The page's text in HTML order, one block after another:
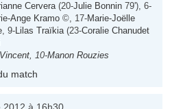
Cervera (20-Julie Bonnin 79'), 6-
Ange Kramo ©, 17-Marie-Joëlle
, 9- Lilas Traïkia (23-Coralie Chanudet
, 10-Manon Rouzies
match